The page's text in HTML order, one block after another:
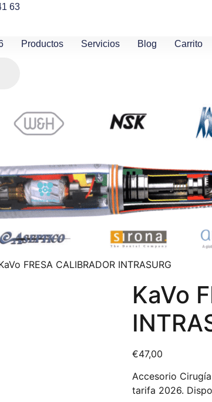
63
Productos Servicios Blog Carrito
FRESA CALIBRADOR INTRASURG
KaVo
€47,00
Accesorio
tarifa 2026.